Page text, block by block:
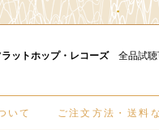
ラットホップ・レコーズ全品試
いて ご注文方法・送料